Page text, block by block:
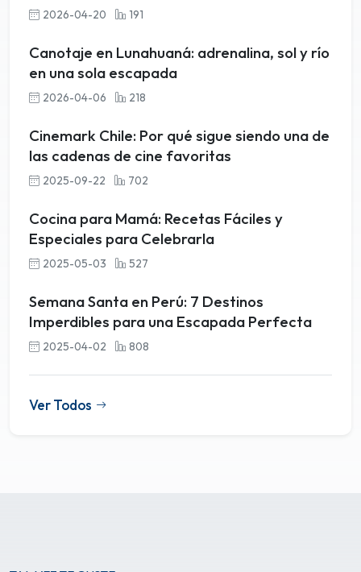
2026-04-20 191
Canotaje en Lunahuaná: adrenalina, sol y río
en una sola escapada
2026-04-06 218
Cinemark Chile: Por qué sigue siendo una de
las cadenas de cine favoritas
2025-09-22 702
Cocina para Mamá: Recetas Fáciles y
Especiales para Celebrarla
2025-05-03 527
Semana Santa en Perú: 7 Destinos
Imperdibles para una Escapada Perfecta
2025-04-02 808
Ver Todos